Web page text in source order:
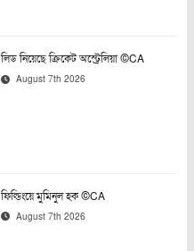
লিড নিয়েছে ক্রিকেট অস্ট্রেলিয়া ©CA
August 7th 2026
ফিল্ডিংয়ে মুমিনুল হক ©CA
August 7th 2026